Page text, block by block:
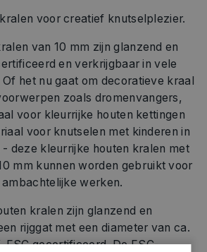
voor creatief knutselplezier.
van 10 mm zijn glanzend en
en verkrijgbaar in vele
het nu gaat om decoratieve kraal
zoals dromenvangers,
voor kleurrijke houten kettingen
voor knutselen met kinderen in
deze kleurrijke houten kralen met
mm kunnen worden gebruikt voor
werken.
kralen zijn glanzend en
rijggat met een diameter van ca.
FSC gecertificeerd. De FSC-